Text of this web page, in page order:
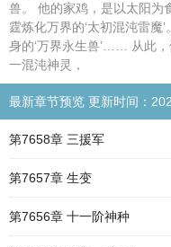
兽。 他的家鸡，是以太阳为
霆炼化万界的‘太初混沌雷魔
身的‘万界永生兽’…… 从此
一混沌神灵，
最新章节预览 更新时间：
第7658章 三援军
第7657章 生变
第7656章 十一阶神种